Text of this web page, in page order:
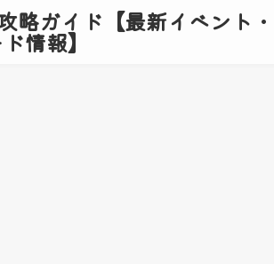
略ガイド【最新イベント
情報】